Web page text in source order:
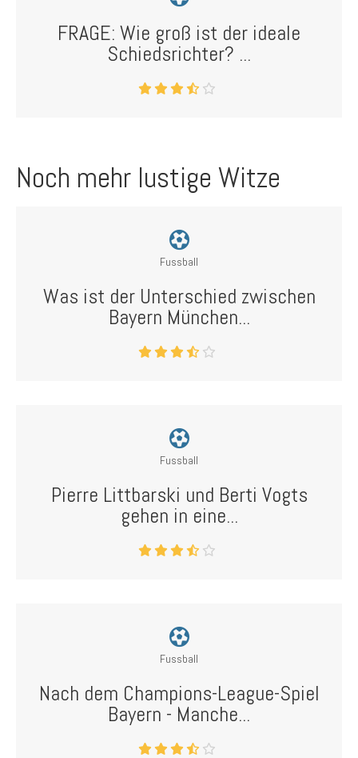
FRAGE: Wie groß ist der ideale
Schiedsrichter? ...
Noch mehr lustige Witze
Fussball
Was ist der Unterschied zwischen
Bayern München...
Fussball
Pierre Littbarski und Berti Vogts
gehen in eine...
Fussball
Nach dem Champions-League-Spiel
Bayern - Manche...